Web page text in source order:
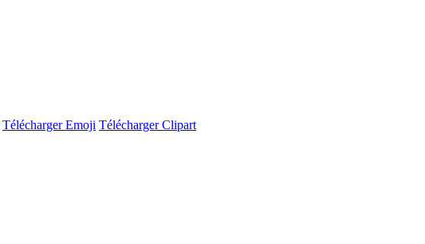
Télécharger Emoji Télécharger Clipart